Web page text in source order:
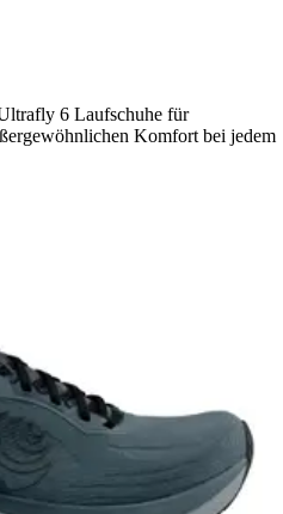
6 Laufschuhe für
Komfort bei jedem